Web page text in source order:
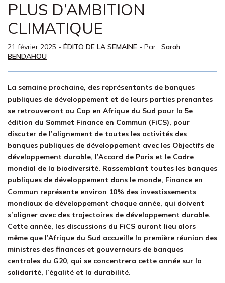
PLUS D’AMBITION
CLIMATIQUE
21 février 2025 - ÉDITO DE LA SEMAINE - Par : Sarah
BENDAHOU
La semaine prochaine, des représentants de banques
publiques de développement et de leurs parties prenantes
se retrouveront au Cap en Afrique du Sud pour la 5e
édition du Sommet Finance en Commun (FiCS), pour
discuter de l’alignement de toutes les activités des
banques publiques de développement avec les Objectifs de
développement durable, l’Accord de Paris et le Cadre
mondial de la biodiversité. Rassemblant toutes les banques
publiques de développement dans le monde, Finance en
Commun représente environ 10% des investissements
mondiaux de développement chaque année, qui doivent
s’aligner avec des trajectoires de développement durable.
Cette année, les discussions du FiCS auront lieu alors
même que l’Afrique du Sud accueille la première réunion des
ministres des finances et gouverneurs de banques
centrales du G20, qui se concentrera cette année sur la
solidarité, l’égalité et la durabilité.